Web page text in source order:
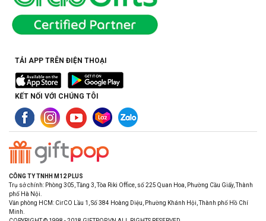
TẢI APP TRÊN ĐIỆN THOẠI
KẾT NỐI VỚI CHÚNG TÔI
CÔNG TY TNHH M12 PLUS
Trụ sở chính: Phòng 305, Tầng 3, Tòa Riki Office, số 225 Quan Hoa, Phường Cầu Giấy, Thành
phố Hà Nội.
Văn phòng HCM: CirCO Lầu 1, Số 384 Hoàng Diệu, Phường Khánh Hội, Thành phố Hồ Chí
Minh.